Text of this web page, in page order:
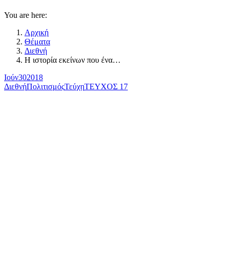
You are here:
Αρχική
Θέματα
Διεθνή
Η ιστορία εκείνων που ένα…
Ιούν302018
ΔιεθνήΠολιτισμόςΤεύχηΤΕΥΧΟΣ 17